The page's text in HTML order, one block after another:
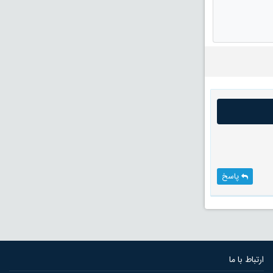
پاسخ
ارتباط با ما